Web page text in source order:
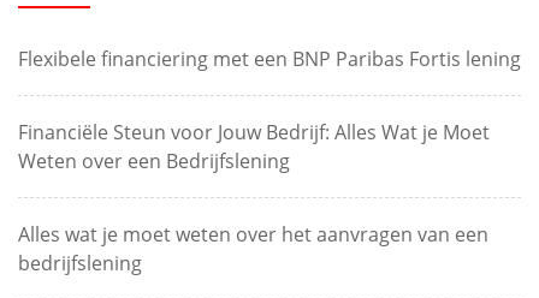
Flexibele financiering met een BNP Paribas Fortis lening
Financiële Steun voor Jouw Bedrijf: Alles Wat je Moet
Weten over een Bedrijfslening
Alles wat je moet weten over het aanvragen van een
bedrijfslening